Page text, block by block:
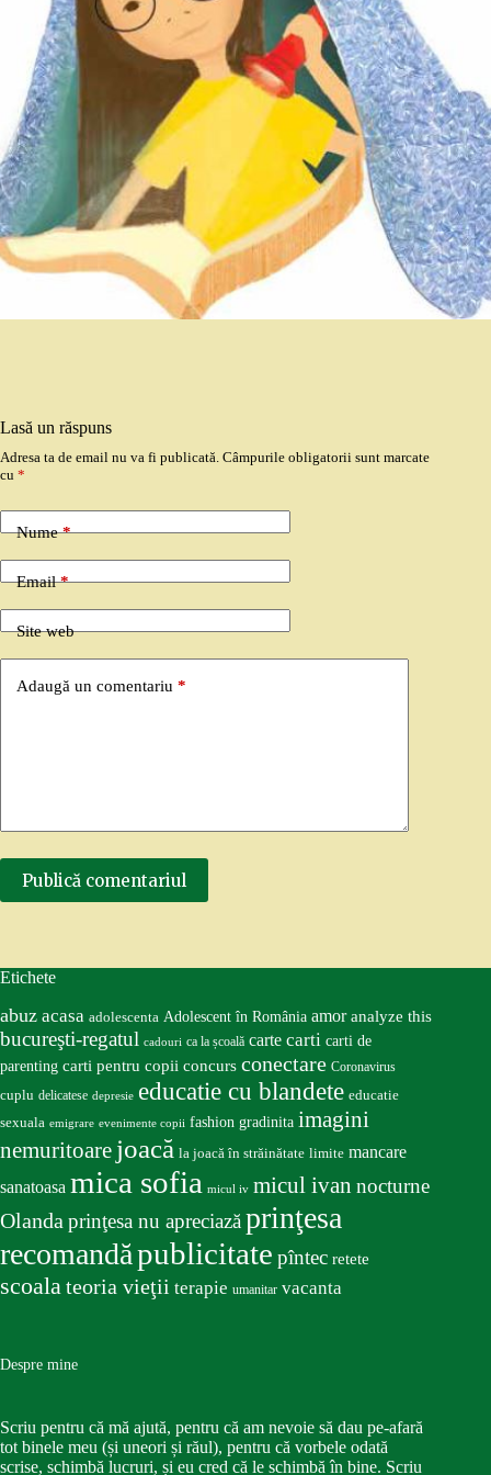
Lasă un răspuns
Adresa ta de email nu va fi publicată. Câmpurile obligatorii sunt marcate
cu *
Nume*
Email*
Site web
Adaugă un comentariu *
Publică comentariul
Etichete
abuz acasa adolescenta Adolescent în România amor analyze this
bucureşti-regatul cadouri ca la școală carte carti carti de
parenting carti pentru copii concurs conectare Coronavirus
cuplu delicatese depresie educatie cu blandete educatie
sexuala emigrare evenimente copii fashion gradinita imagini
nemuritoare joacă la joacă în străinătate limite mancare
sanatoasa mica sofia micul iv micul ivan nocturne
Olandaprinţesa nu apreciazăprinţesa
recomandăpublicitate pîntec retete
scoalateoria vieţii terapie umanitar vacanta
Despre mine
Scriu pentru că mă ajută, pentru că am nevoie să dau pe-afară
tot binele meu (și uneori și răul), pentru că vorbele odată
scrise, schimbă lucruri, și eu cred că le schimbă în bine. Scriu